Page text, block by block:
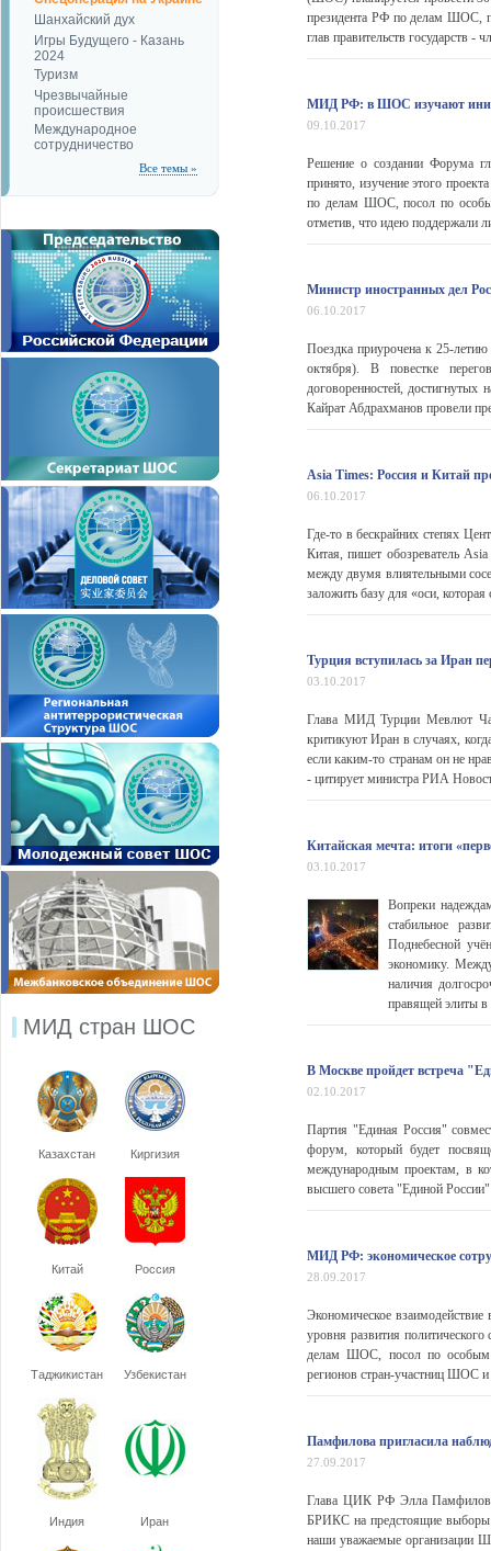
Шанхайский дух
Игры Будущего - Казань
2024
Туризм
Чрезвычайные
происшествия
Международное
сотрудничество
Все темы »
МИД стран ШОС
Казахстан Киргизия
Китай Россия
Таджикистан Узбекистан
Индия Иран
президента РФ по делам ШОС,
глав правительств государств
МИД РФ: в ШОС изучают
09.10.2017
Решение о создании Форума
принято, изучение этого
по делам ШОС, посол по
отметив, что идею поддержали
Министр иностранных дел
06.10.2017
Поездка приурочена к 25-
октября). В повестке
договоренностей, достигнутых
Кайрат Абдрахманов провели
Asia Times: Россия и Китай
06.10.2017
Где-то в бескрайних степях
Китая, пишет обозреватель
между двумя влиятельными
заложить базу для «оси, которая
Турция вступилась за Иран
03.10.2017
Глава МИД Турции Мевлют
критикуют Иран в случаях,
если каким-то странам он не
- цитирует министра РИА
Китайская мечта: итоги
03.10.2017
Вопреки
стабильное
Поднебесной
экономику.
наличия
правящей элиты в
В Москве пройдет встреча
02.10.2017
Партия "Единая Россия"
форум, который будет
международным проектам, в
высшего совета "Единой
МИД РФ: экономическое
28.09.2017
Экономическое
уровня развития политического
делам ШОС, посол по особым
регионов стран-участниц ШОС
Памфилова пригласила
27.09.2017
Глава ЦИК РФ Элла Памфилова
БРИКС на предстоящие выборы
наши уважаемые организации